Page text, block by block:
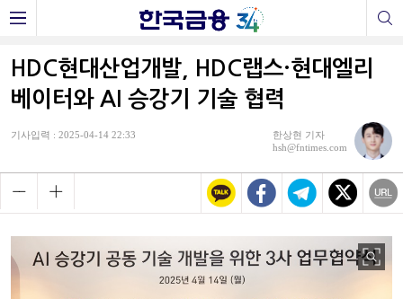
HDC현대산업개발, HDC랩스·현대엘리
베이터와 AI 승강기 기술 협력
기사입력 : 2025-04-14 22:33
한상현 기자
hsh@fntimes.com